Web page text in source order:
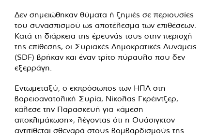
Δεν σημειώθηκαν θύματα ή ζημιές σε περιουσίες
του συνασπισμού ως αποτέλεσμα των επιθέσεων.
Κατά τη διάρκεια της έρευνάς τους στην περιοχή
της επίθεσης, οι Συριακές Δημοκρατικές Δυνάμεις
(SDF) βρήκαν και έναν τρίτο πύραυλο που δεν
εξερράγη.
Εντωμεταξύ, ο εκπρόσωπος των ΗΠΑ στη
βορειοανατολική Συρία, Νίκολας Γκρέιντζερ,
κάλεσε την Παρασκευή για «άμεση
αποκλιμάκωση», λέγοντας ότι η Ουάσιγκτον
αντιτίθεται σθεναρά στους βομβαρδισμούς της